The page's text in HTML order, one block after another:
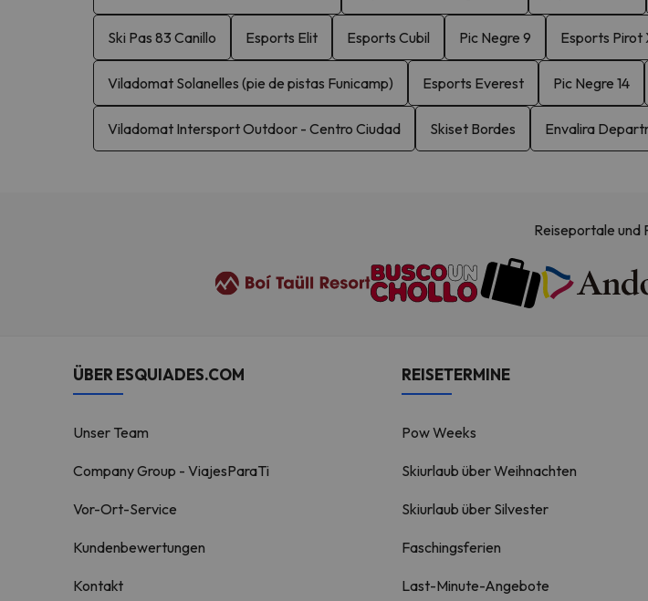
Ski Pas 83 Canillo Esports Elit Esports Cubil Pic Negre 9 Esports Pirot
Viladomat Solanelles (pie de pistas Funicamp) Esports Everest Pic Negre 14
Viladomat Intersport Outdoor - Centro Ciudad Skiset Bordes Envalira
Reiseportale und
ÜBER ESQUIADES.COM
Unser Team
Company Group - ViajesParaTi
Vor-Ort-Service
Kundenbewertungen
Kontakt
REISETERMINE
Pow Weeks
Skiurlaub über Weihnachten
Skiurlaub über Silvester
Faschingsferien
Last-Minute-Angebote